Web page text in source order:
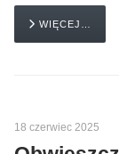
WIĘCEJ…
18 czerwiec 2025